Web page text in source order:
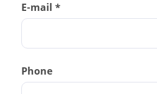
E-mail *
Phone